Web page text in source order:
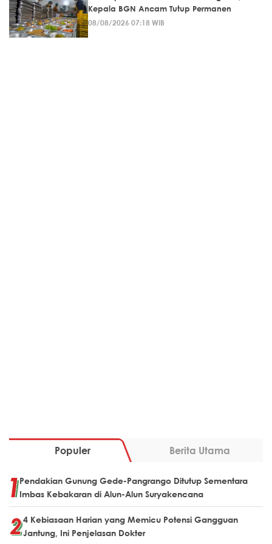
Kepala BGN Ancam Tutup Permanen
08/08/2026 07:18 WIB
Populer Berita Utama
Pendakian Gunung Gede-Pangrango Ditutup Sementara
Imbas Kebakaran di Alun-Alun Suryakencana
4 Kebiasaan Harian yang Memicu Potensi Gangguan
Jantung, Ini Penjelasan Dokter